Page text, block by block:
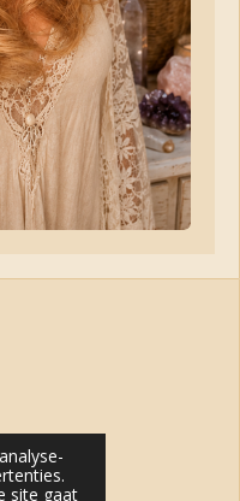
site gaat